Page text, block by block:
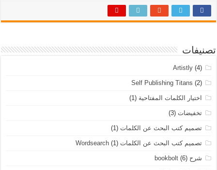
تصنيفات
Artistly(4)
Self Publishing Titans (2)
اختيار الكلمات المفتاحية (1)
تخفيضات (3)
تصميم كتب البحث عن الكلمات (1)
تصميم كتب البحث عن الكلمات Wordsearch(1)
شرح bookbolt(6)